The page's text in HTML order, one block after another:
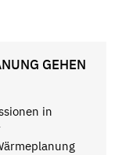
GEHEN
in